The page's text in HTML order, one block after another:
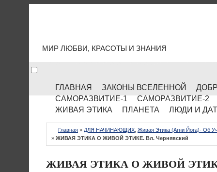
МИР ЛЮБВИ, КРАСОТЫ И ЗНАНИЯ
ГЛАВНАЯ ЗАКОНЫ ВСЕЛЕННОЙ
САМОРАЗВИТИЕ-1
САМОРАЗВИТИЕ-2
ЖИВАЯ ЭТИКА
ПЛАНЕТА ЛЮДИ И
Главная » ДЛЯ НАЧИНАЮЩИХ Живая Этика (Агни Йога)- Об
» ЖИВАЯ ЭТИКА О ЖИВОЙ ЭТИКЕ. Вл. Чернявский
ЖИВАЯ ЭТИКА О ЖИВОЙ